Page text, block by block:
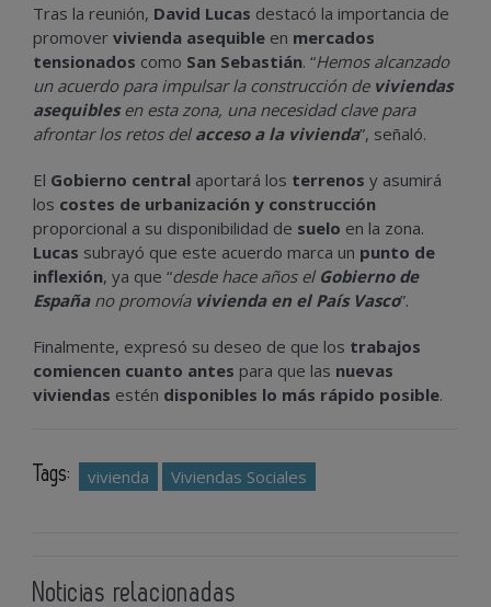
Tras la reunión, David Lucas destacó la importancia de
promover vivienda asequible en mercados
tensionados como San Sebastián. “Hemos alcanzado
un acuerdo para impulsar la construcción de viviendas
asequiblesen esta zona, una necesidad clave para
afrontar los retos del acceso a la vivienda”, señaló.
El Gobierno central aportará los terrenos y asumirá
los costes de urbanización y construcción
proporcional a su disponibilidad de suelo en la zona.
Lucas subrayó que este acuerdo marca un punto de
inflexión, ya que “desde hace años el Gobierno de
Españano promovía vivienda en el País Vasco”.
Finalmente, expresó su deseo de que los trabajos
comiencen cuanto antes para que las nuevas
viviendas estén disponibles lo más rápido posible.
Tags: vivienda Viviendas Sociales
Noticias relacionadas